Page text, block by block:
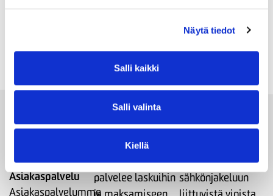
Näytä tiedot
Salli kaikki
Salli valinta
Kiellä
1.8.2026 alkaen
Voita liput Mustan ja Valkoisen Teatterifestivaalille
Asiakaspalvelu
Asiakaspalvelumme
Maksuneuvonta
ja -valvonta
Maksuneuvonta
palvelee laskuihin
Vikapäivystys
Ilmoita
sähkönjakeluun